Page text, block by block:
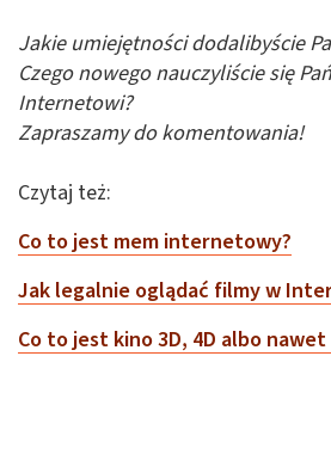
Jakie umiejętności dodalibyście
Czego nowego nauczyliście się
Internetowi?
Zapraszamy do komentowania!
Czytaj też:
Co to jest mem internetowy?
Jak legalnie oglądać filmy w
Co to jest kino 3D, 4D albo nawet